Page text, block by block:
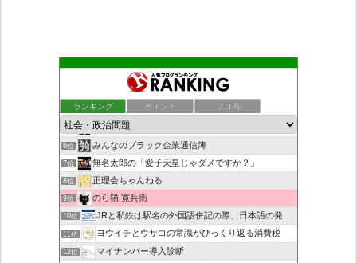
ランキング ポイント ブロ画
もえるあじあ
死神タカ位置サナエのオイルショックドクトリン憲法改悪計画！
恥を知れ、恥を
5位 ダリチョコ dalichoko
6位 みんなのブラック企業通信簿
7位 無名太郎の「愛子天皇じゃダメですか？」
8位 正理会ちゃんねる
9位 のら猫 寛兵衛
10位 JRと私鉄は駅名の外国語併記の際、日本語の発音/…
11位 ヨウイチとウサコの常識がひっくり返る消費税
12位 マイナンバー導入診断